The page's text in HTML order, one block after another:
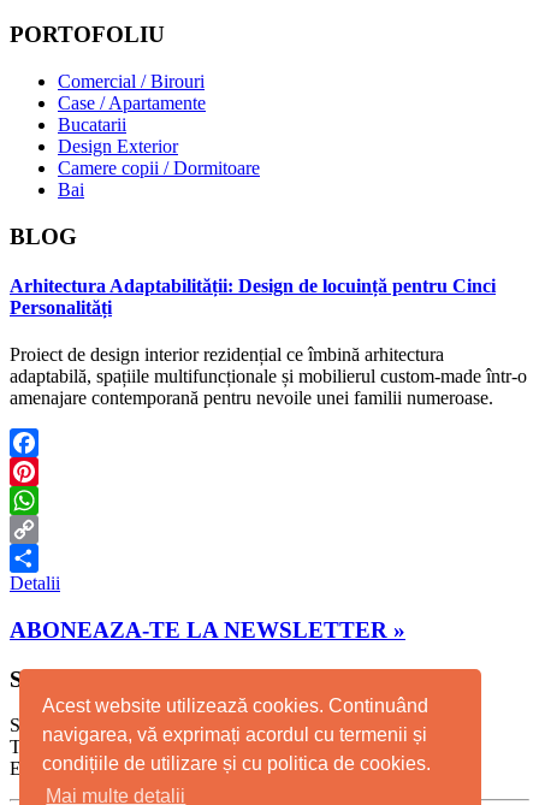
Acest website utilizează cookies. Continuând
navigarea, vă exprimați acordul cu termenii și
condițiile de utilizare și cu politica de cookies.
Mai multe detalii
PORTOFOLIU
Comercial / Birouri
Case / Apartamente
Bucatarii
Design Exterior
Camere copii / Dormitoare
Bai
BLOG
Arhitectura Adaptabilității: Design de locuință pentru Cinci
Personalități
Proiect de design interior rezidențial ce îmbină arhitectura
adaptabilă, spațiile multifuncționale și mobilierul custom-made într-o
amenajare contemporană pentru nevoile unei familii numeroase.
Facebook
Pinterest
WhatsApp
Copy
Link
Partajează
Detalii
ABONEAZA-TE LA NEWSLETTER »
STUDIO TIMISOARA
Str. Scolii Nr. 2A
T: +40 723 124 634, T: +4 0732 402 631
E-mail: info@whitedotdesign.ro